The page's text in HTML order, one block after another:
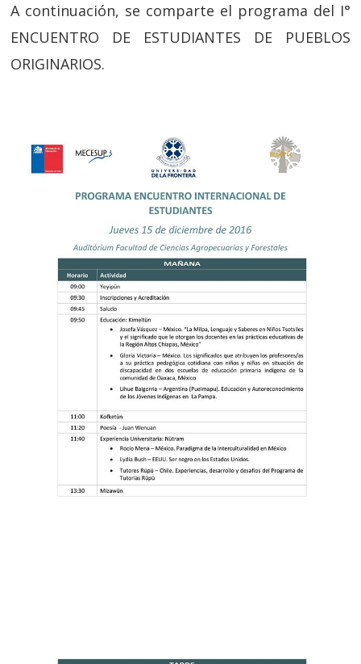
A continuación, se comparte el programa del I°
ENCUENTRO DE ESTUDIANTES DE PUEBLOS
ORIGINARIOS.